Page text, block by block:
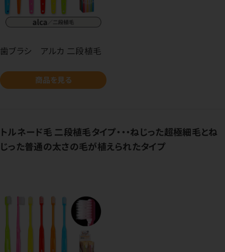
歯ブラシ アルカ 二段植毛
商品を見る
トルネード毛 二段植毛タイプ・・・ねじった超極細毛とね
じった普通の太さの毛が植えられたタイプ